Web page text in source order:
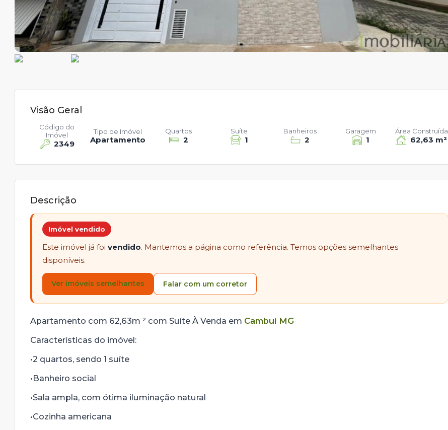
Visão Geral
2349
Código do
Imóvel
Apartamento
Tipo de Imóvel
2
Quartos
1
Suíte
2
Banheiros
1
Garagem
62,63 m²
Área Construída
Descrição
Imóvel vendido
Este imóvel já foi vendido. Mantemos a página como referência. Temos opções semelhantes
disponíveis.
Ver imóveis semelhantes Falar com um corretor
Apartamento com 62,63m ² com Suíte À Venda em Cambuí MG
Características do imóvel:
•2 quartos, sendo 1 suíte
•Banheiro social
•Sala ampla, com ótima iluminação natural
•Cozinha americana